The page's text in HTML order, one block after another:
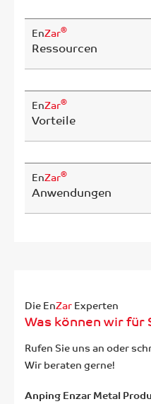
EnZar®
Ressourcen
EnZar®
Vorteile
EnZar®
Anwendungen
Die EnZarExperten
Was können wir für
Rufen Sie uns an oder
Wir beraten gerne!
Anping Enzar Metal